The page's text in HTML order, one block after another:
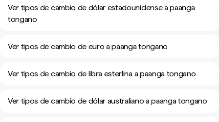
Ver tipos de cambio de dólar estadounidense a paanga
tongano
Ver tipos de cambio de euro a paanga tongano
Ver tipos de cambio de libra esterlina a paanga tongano
Ver tipos de cambio de dólar australiano a paanga tongano